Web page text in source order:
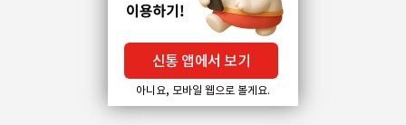
신통 앱에서 보기
아니요, 모바일 웹으로 볼게요.